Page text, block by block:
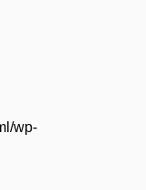
wp-